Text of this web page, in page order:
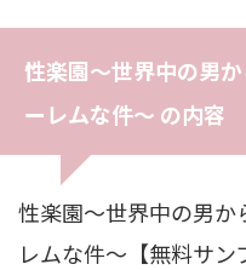
性楽園〜世界中の男
ーレムな件〜 の内容
性楽園〜世界中の男か
レムな件〜【無料サ